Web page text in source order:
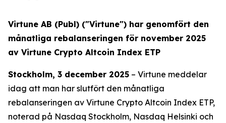
Virtune AB (Publ) ("Virtune") har genomfört den
månatliga rebalanseringen för november 2025
av Virtune Crypto Altcoin Index ETP
Stockholm, 3 december 2025 – Virtune meddelar
idag att man har slutfört den månatliga
rebalanseringen av Virtune Crypto Altcoin Index ETP,
noterad på Nasdaq Stockholm, Nasdaq Helsinki och